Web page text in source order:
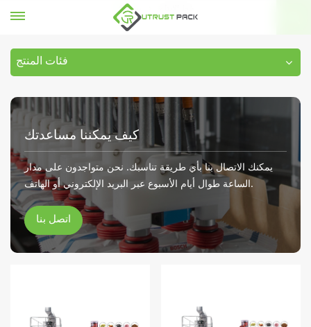
بيت
فئات المنتج
كيف يمكننا مساعدتك
يمكنك الاتصال بنا بأي طريقة تناسبك. نحن متواجدون على مدار
الساعة طوال أيام الأسبوع عبر البريد الإلكتروني أو الهاتف.
اتصل بنا